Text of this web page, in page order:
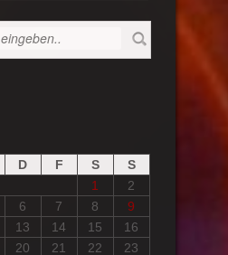
D F S
S
1
2
6 7 8
9
13 14 15
16
20 21 22
23